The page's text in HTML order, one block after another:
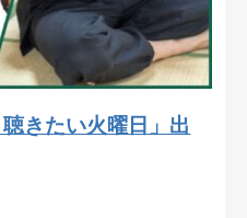
きたい火曜日」出